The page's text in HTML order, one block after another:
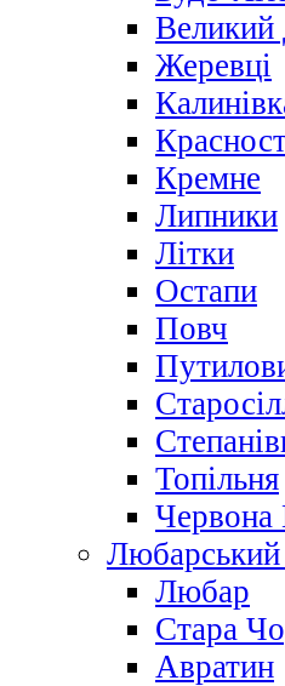
Великий
Жеревці
Кремне
Липники
Літки
Остапи
Повч
Топільня
Червона
Любар
Стара
Авратин